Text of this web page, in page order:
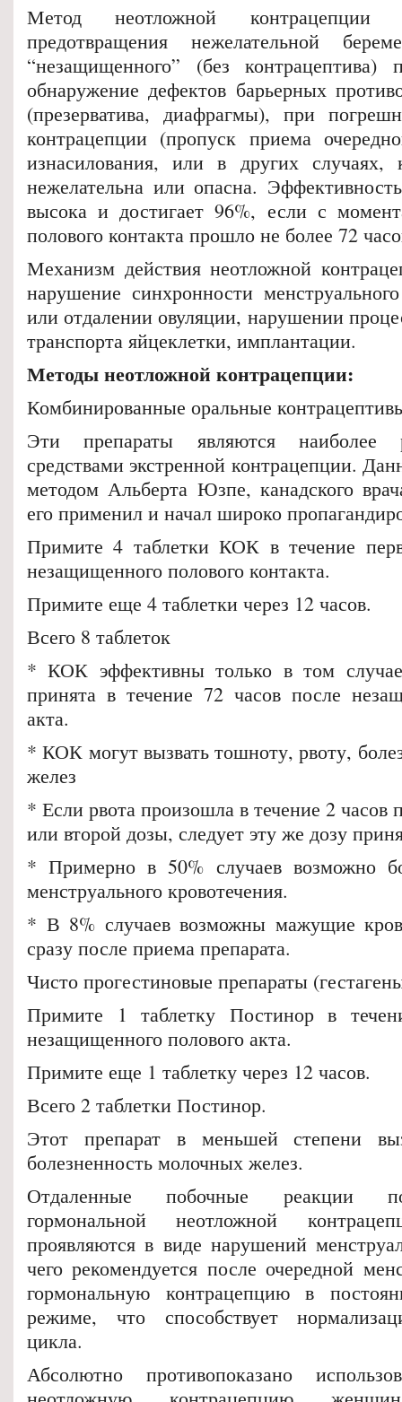
Метод неотложной контрацепции
предотвращения нежелательной
“незащищенного” (без контрацептива)
обнаружение дефектов барьерных
(презерватива, диафрагмы), при
контрацепции (пропуск приема
изнасилования, или в других случаях,
нежелательна или опасна.
высока и достигает 96%, если с
полового контакта прошло не более 72
Механизм действия неотложной
нарушение синхронности
или отдалении овуляции, нарушении
транспорта яйцеклетки, имплантации.
Методы неотложной контрацепции:
Комбинированные оральные
Эти препараты являются наиболее
средствами экстренной контрацепции.
методом Альберта Юзпе, канадского
его применил и начал широко
Примите 4 таблетки КОК в течение
незащищенного полового контакта.
Примите еще 4 таблетки через 12 часов.
Всего 8 таблеток
* КОК эффективны только в том
принята в течение 72 часов после
акта.
* КОК могут вызвать тошноту, рвоту,
желез
* Если рвота произошла в течение 2 часов
или второй дозы, следует эту же дозу
* Примерно в 50% случаев возможно
менструального кровотечения.
* В 8% случаев возможны мажущие
сразу после приема препарата.
Чисто прогестиновые препараты
Примите 1 таблетку Постинор в
незащищенного полового акта.
Примите еще 1 таблетку через 12 часов.
Всего 2 таблетки Постинор.
Этот препарат в меньшей степени
болезненность молочных желез.
Отдаленные побочные реакции
гормональной неотложной
проявляются в виде нарушений
чего рекомендуется после очередной
гормональную контрацепцию в
режиме, что способствует
цикла.
Абсолютно противопоказано